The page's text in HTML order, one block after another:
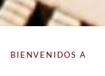
BIENVENIDOS A